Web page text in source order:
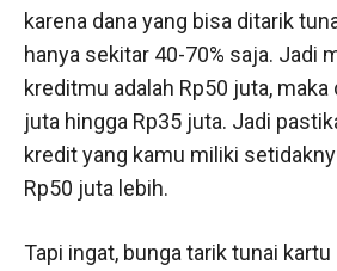
karena dana yang bisa ditarik
hanya sekitar 40-70% saja. Jadi
kreditmu adalah Rp50 juta, maka
juta hingga Rp35 juta. Jadi
kredit yang kamu miliki
Rp50 juta lebih.
Tapi ingat, bunga tarik tunai